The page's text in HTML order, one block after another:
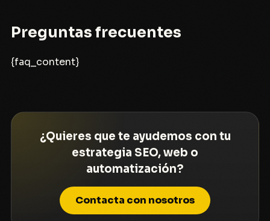
Preguntas frecuentes
{faq_content}
¿Quieres que te ayudemos con tu
estrategia SEO, web o
automatización?
Contacta con nosotros